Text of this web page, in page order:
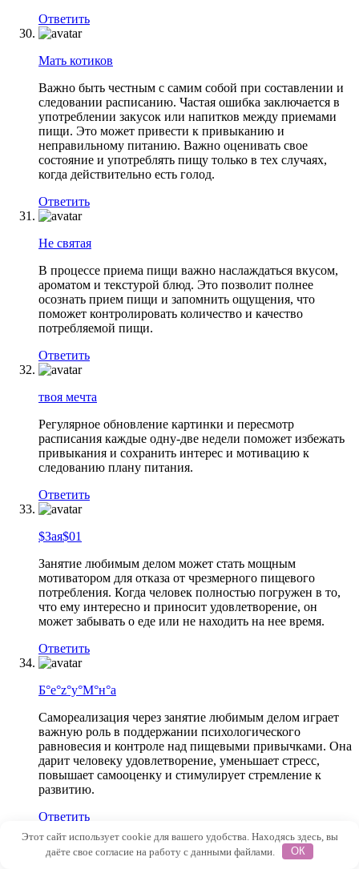
Ответить
Мать котиков
Важно быть честным с самим собой при составлении и
следовании расписанию. Частая ошибка заключается в
употреблении закусок или напитков между приемами
пищи. Это может привести к привыканию и
неправильному питанию. Важно оценивать свое
состояние и употреблять пищу только в тех случаях,
когда действительно есть голод.
Ответить
Не святая
В процессе приема пищи важно наслаждаться вкусом,
ароматом и текстурой блюд. Это позволит полнее
осознать прием пищи и запомнить ощущения, что
поможет контролировать количество и качество
потребляемой пищи.
Ответить
твоя мечта
Регулярное обновление картинки и пересмотр
расписания каждые одну-две недели поможет избежать
привыкания и сохранить интерес и мотивацию к
следованию плану питания.
Ответить
$Зая$01
Занятие любимым делом может стать мощным
мотиватором для отказа от чрезмерного пищевого
потребления. Когда человек полностью погружен в то,
что ему интересно и приносит удовлетворение, он
может забывать о еде или не находить на нее время.
Ответить
Б°e°z°y°M°н°а
Самореализация через занятие любимым делом играет
важную роль в поддержании психологического
равновесия и контроле над пищевыми привычками. Она
дарит человеку удовлетворение, уменьшает стресс,
повышает самооценку и стимулирует стремление к
развитию.
Ответить
✖ЛиЧнОсТь✖
Этот сайт использует cookie для вашего удобства. Находясь здесь, вы
даёте свое согласие на работу с данными файлами.
ОК